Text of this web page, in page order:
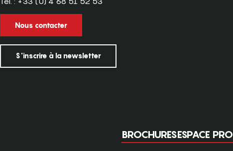
Nous contacter
S'inscrire à la newsletter
BROCHURESESPACE PRO